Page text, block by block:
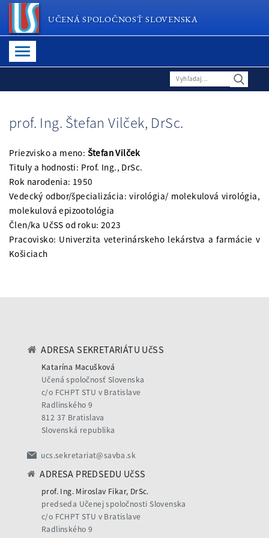
UČENÁ SPOLOČNOSŤ SLOVENSKA
prof. Ing. Štefan Vilček, DrSc.
Priezvisko a meno: Štefan Vilček
Tituly a hodnosti: Prof. Ing., DrSc.
Rok narodenia: 1950
Vedecký odbor/špecializácia: virológia/ molekulová virológia,
molekulová epizootológia
Člen/ka UčSS od roku: 2023
Pracovisko: Univerzita veterinárskeho lekárstva a farmácie v
Košiciach
ADRESA SEKRETARIÁTU UčSS
Katarína Macušková
Učená spoločnosť Slovenska
c/o FCHPT STU v Bratislave
Radlinského 9
812 37 Bratislava
Slovenská republika
ucs.sekretariat@savba.sk
ADRESA PREDSEDU UčSS
prof. Ing. Miroslav Fikar, DrSc.
predseda Učenej spoločnosti Slovenska
c/o FCHPT STU v Bratislave
Radlinského 9